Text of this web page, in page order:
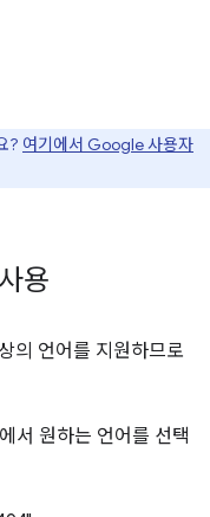
? 여기에서 Google 사용자
용
의 언어를 지원하므로
서 원하는 언어를 선택